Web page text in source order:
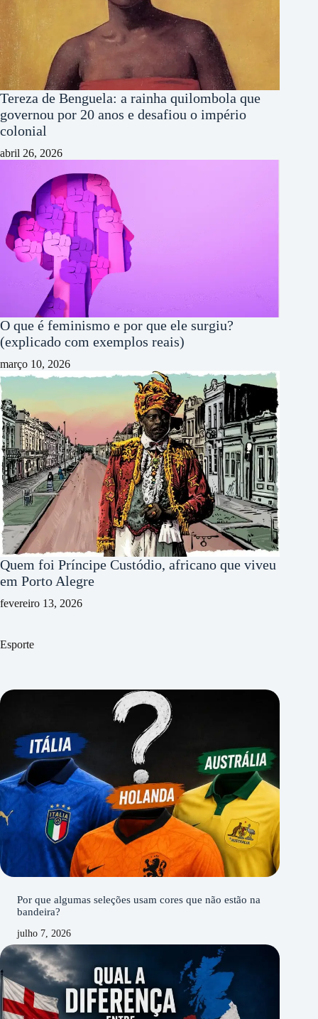
Tereza de Benguela: a rainha quilombola que
governou por 20 anos e desafiou o império
colonial
abril 26, 2026
O que é feminismo e por que ele surgiu?
(explicado com exemplos reais)
março 10, 2026
Quem foi Príncipe Custódio, africano que viveu
em Porto Alegre
fevereiro 13, 2026
Esporte
Por que algumas seleções usam cores que não estão na
bandeira?
julho 7, 2026